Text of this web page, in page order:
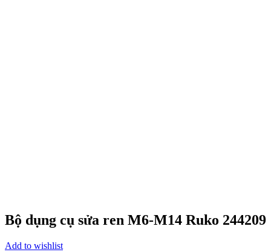
Bộ dụng cụ sửa ren M6-M14 Ruko 244209
Add to wishlist